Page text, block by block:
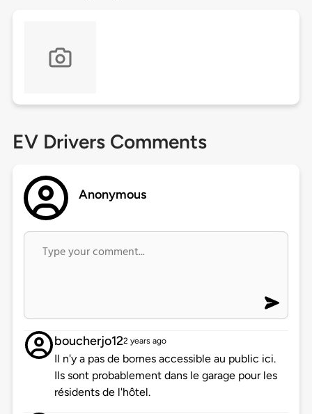
EV Drivers Comments
Anonymous
boucherjo122 years ago
Il n'y a pas de bornes accessible au public ici.
Ils sont probablement dans le garage pour les
résidents de l'hôtel.